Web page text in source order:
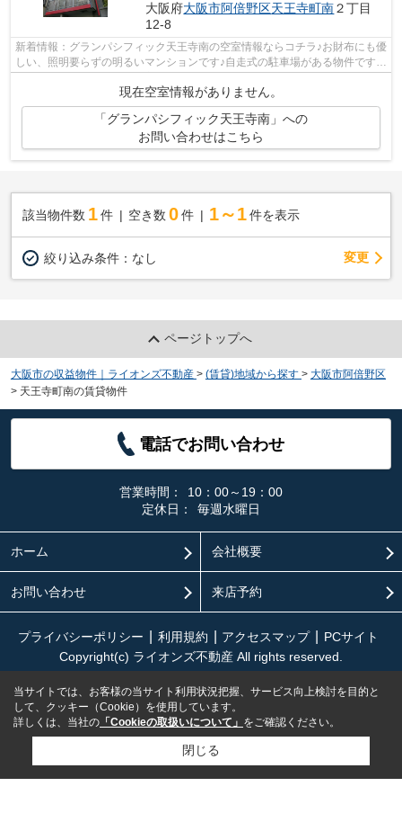
大阪府大阪市阿倍野区天王寺町南２丁目
12-8
新着情報：グランパシフィック天王寺南の空室情報ならコチラ♪お財布にも優
しい、照明要らずの明るいマンションです♪自走式の駐車場がある物件です♪
現在空室情報がありません。
「グランパシフィック天王寺南」への
お問い合わせはこちら
該当物件数 1件 空き数 0 件 1～1 件を表示
絞り込み条件： なし 変更
ページトップへ
大阪市の収益物件｜ライオンズ不動産 > (賃貸)地域から探す > 大阪市阿倍野区
> 天王寺町南の賃貸物件
電話でお問い合わせ
営業時間：
10：00～19：00
定休日：
毎週水曜日
ホーム 会社概要
お問い合わせ 来店予約
プライバシーポリシー 利用規約 アクセスマップ
PCサイト
Copyright(c) ライオンズ不動産 All rights reserved.
当サイトでは、お客様の当サイト利用状況把握、サービス向上検討を目的と
して、クッキー（Cookie）を使用しています。
詳しくは、当社の 「Cookieの取扱いについて」 をご確認ください。
閉じる